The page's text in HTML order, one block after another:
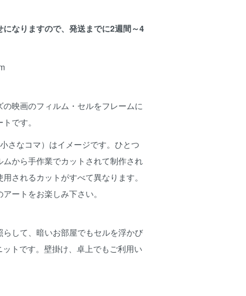
なりますので、発送までに2週間～4
映画のフィルム・セルをフレームに
です。
さなコマ）はイメージです。ひとつ
から手作業でカットされて制作され
されるカットがすべて異なります。
ートをお楽しみ下さい。
して、暗いお部屋でもセルを浮かび
トです。壁掛け、卓上でもご利用い